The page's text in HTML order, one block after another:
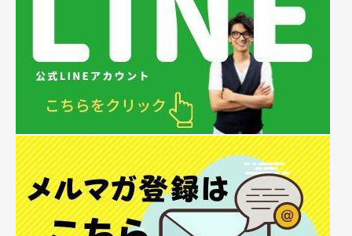
【2020年】ドシダがあんたの夢叶えたろか‼️
【整体師になるには】「もう毎日がつまらない…」と嘆くサラ
リーマンに継ぐ‼️
準備中